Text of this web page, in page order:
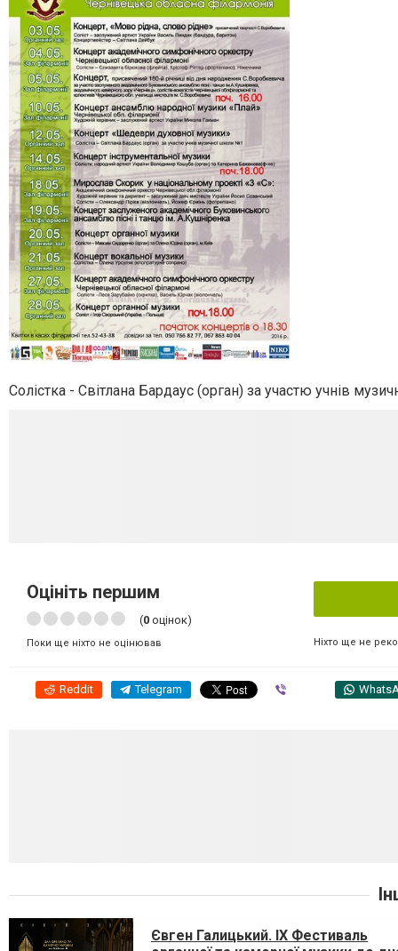
Солістка - Світлана Бардаус (орган) за участю учнів
Оцініть першим
(0 оцінок)
Поки ще ніхто не оцінював Ніхто ще не
Reddit Telegram
Євген Галицький. IX Фестиваль